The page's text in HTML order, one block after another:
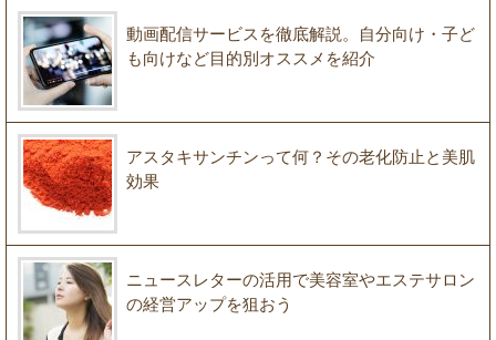
動画配信サービスを徹底解説。自分向け・子ど
も向けなど目的別オススメを紹介
アスタキサンチンって何？その老化防止と美肌
効果
ニュースレターの活用で美容室やエステサロン
の経営アップを狙おう